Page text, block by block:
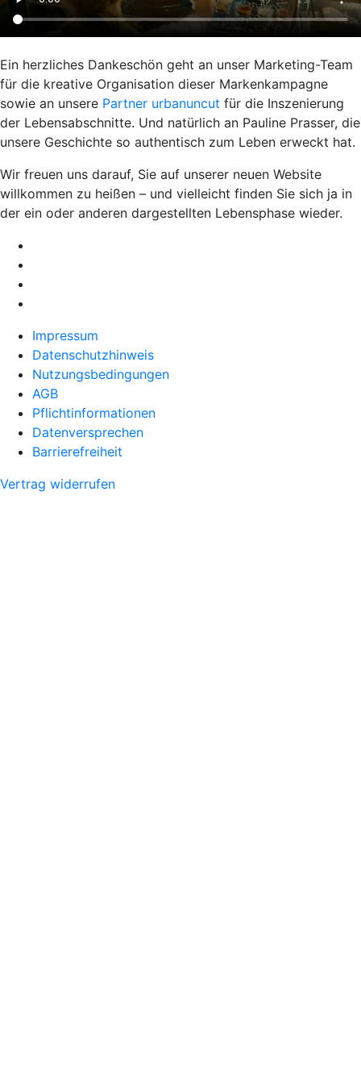
Ein herzliches Dankeschön geht an unser Marketing-Team
für die kreative Organisation dieser Markenkampagne
sowie an unsere Partner urbanuncut für die Inszenierung
der Lebensabschnitte. Und natürlich an Pauline Prasser, die
unsere Geschichte so authentisch zum Leben erweckt hat.
Wir freuen uns darauf, Sie auf unserer neuen Website
willkommen zu heißen – und vielleicht finden Sie sich ja in
der ein oder anderen dargestellten Lebensphase wieder.
Impressum
Datenschutzhinweis
Nutzungsbedingungen
AGB
Pflichtinformationen
Datenversprechen
Barrierefreiheit
Vertrag widerrufen